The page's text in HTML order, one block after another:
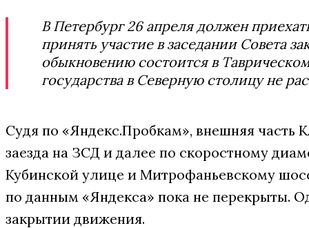
В Петербург 26 апреля должен
принять участие в заседании Совета
обыкновению состоится в
государства в Северную столицу не
Судя по «Яндекс.Пробкам», внешняя часть
заезда на ЗСД и далее по скоростному
Кубинской улице и Митрофаньевскому
по данным «Яндекса» пока не перекрыты.
закрытии движения.